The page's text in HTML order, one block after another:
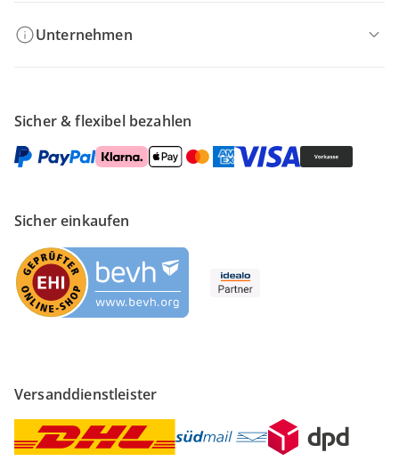
Unternehmen
Sicher & flexibel bezahlen
Sicher einkaufen
Versanddienstleister